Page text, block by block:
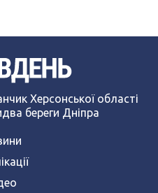
Херсонської області
береги Дніпра